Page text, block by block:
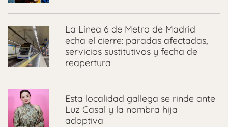
La Línea 6 de Metro de Madrid
echa el cierre: paradas afectadas,
servicios sustitutivos y fecha de
reapertura
Esta localidad gallega se rinde ante
Luz Casal y la nombra hija
adoptiva